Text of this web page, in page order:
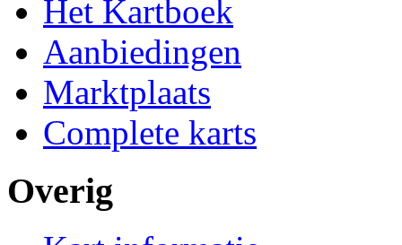
Het Kartboek
Aanbiedingen
Marktplaats
Complete karts
Overig